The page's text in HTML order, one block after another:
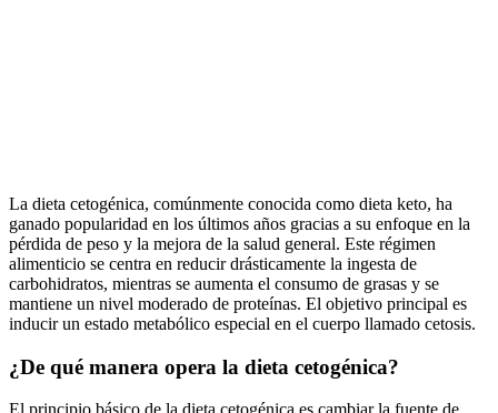
La dieta cetogénica, comúnmente conocida como dieta keto, ha
ganado popularidad en los últimos años gracias a su enfoque en la
pérdida de peso y la mejora de la salud general. Este régimen
alimenticio se centra en reducir drásticamente la ingesta de
carbohidratos, mientras se aumenta el consumo de grasas y se
mantiene un nivel moderado de proteínas. El objetivo principal es
inducir un estado metabólico especial en el cuerpo llamado cetosis.
¿De qué manera opera la dieta cetogénica?